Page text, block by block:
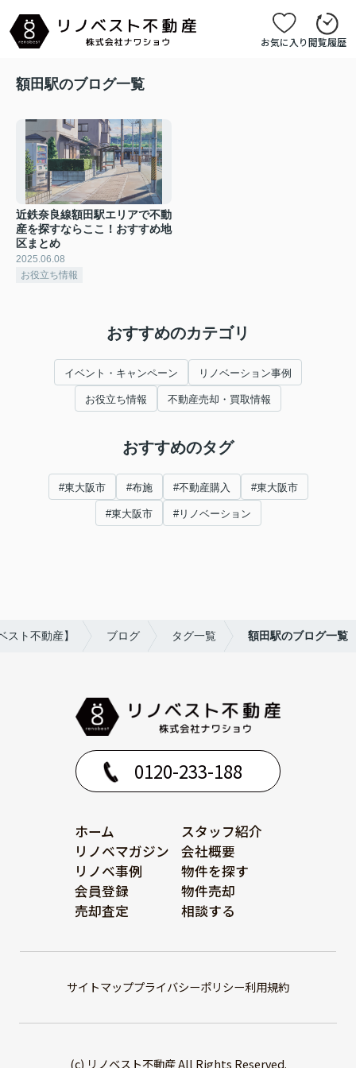
お気に入り閲覧履歴
額田駅のブログ一覧
近鉄奈良線額田駅エリアで不動
産を探すならここ！おすすめ地
区まとめ
2025.06.08
お役立ち情報
おすすめのカテゴリ
イベント・キャンペーン リノベーション事例
お役立ち情報 不動産売却・買取情報
おすすめのタグ
#東大阪市 #布施 #不動産購入 #東大阪市
#東大阪市 #リノベーション
ト不動産】 ブログ タグ一覧 額田駅のブログ一覧
0120-233-188
ホーム
スタッフ紹介
リノベマガジン
会社概要
リノベ事例
物件を探す
会員登録
物件売却
売却査定
相談する
サイトマッププライバシーポリシー利用規約
(c) リノベスト不動産 All Rights Reserved.